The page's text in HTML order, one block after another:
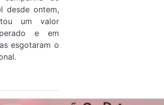
desde ontem,
um valor
e em
esgotaram o